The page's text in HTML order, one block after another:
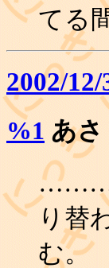
てる
2002/
%1 あさ
………
り替
む。